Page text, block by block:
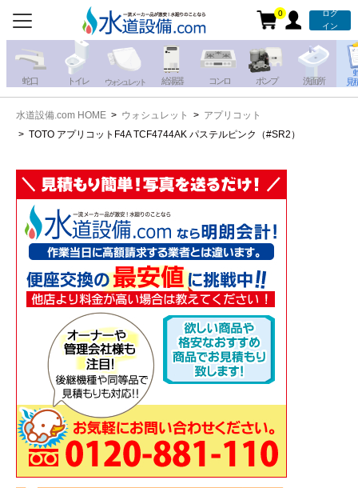
0
ログ
イン
蛇 口 トイレ ウォシュレット 給湯器 コンロ ポンプ 洗面所
見
お電話での注文・お見積も
承っております!!
携帯電話から
写真を送る
iPhone・iPadから
お問い合わせ
トイレ
ウォシュレッ
給湯器 コンロ
ポンプ 洗面台
水道設備.com HOME ウォシュレット
アプリコット
TOTO アプリコットF4A TCF4744AK パステルピンク（#SR2）